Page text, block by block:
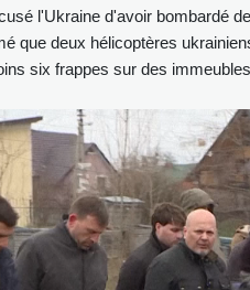
l'Ukraine d'avoir bombardé
que deux hélicoptères
six frappes sur des